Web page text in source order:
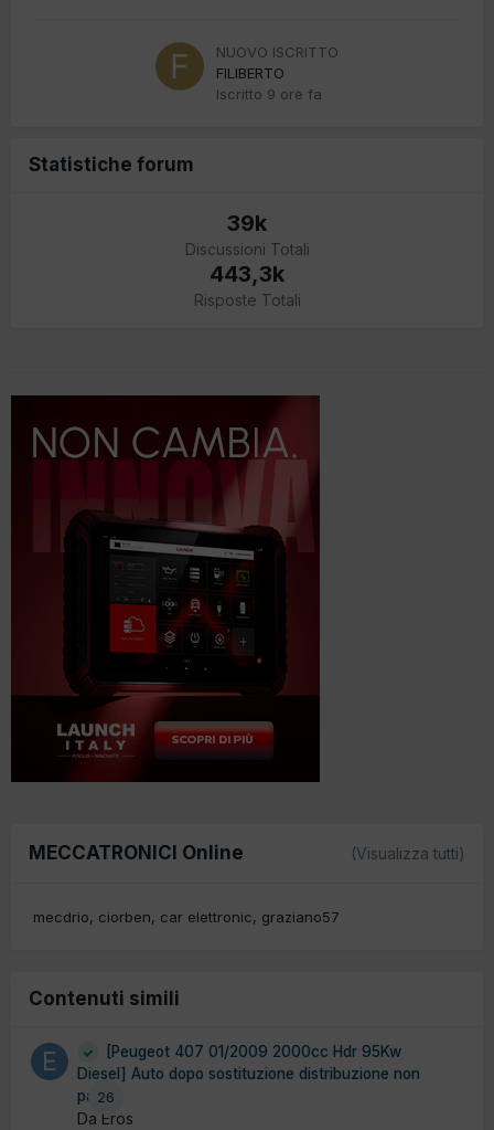
NUOVO ISCRITTO
FILIBERTO
Iscritto 9 ore fa
Statistiche forum
39k
Discussioni Totali
443,3k
Risposte Totali
MECCATRONICI Online (Visualizza tutti)
mecdrio ciorben car elettronic graziano57
Contenuti simili
26
[Peugeot 407 01/2009 2000cc Hdr 95Kw
Diesel] Auto dopo sostituzione distribuzione non
parte
Da Eros